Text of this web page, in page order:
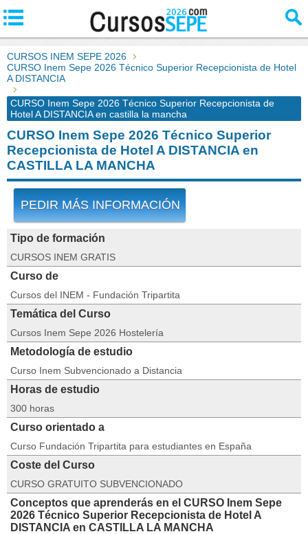
CURSOS INEM SEPE 2026
CURSO Inem Sepe 2026 Técnico Superior Recepcionista de Hotel
A DISTANCIA
CURSO Inem Sepe 2026 Técnico Superior Recepcionista de
Hotel A DISTANCIA en castilla la mancha
CURSO Inem Sepe 2026 Técnico Superior
Recepcionista de Hotel A DISTANCIA en
CASTILLA LA MANCHA
PEDIR MÁS INFORMACIÓN
Tipo de formación
CURSOS INEM GRATIS
Curso de
Cursos del INEM - Fundación Tripartita
Temática del Curso
Cursos Inem Sepe 2026 Hostelería
Metodología de estudio
Curso Inem Subvencionado a Distancia
Horas de estudio
300 horas
Curso orientado a
Curso Fundación Tripartita para estudiantes en España
Coste del Curso
CURSO GRATUITO SUBVENCIONADO
Conceptos que aprenderás en el CURSO Inem Sepe
2026 Técnico Superior Recepcionista de Hotel A
DISTANCIA en CASTILLA LA MANCHA